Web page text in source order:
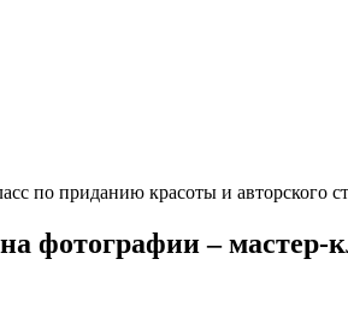
по приданию красоты и авторского
фотографии – мастер-